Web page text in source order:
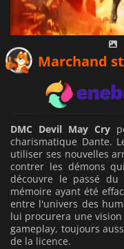
Marchand
DMC Devil May Cry
charismatique Dante.
utiliser ses nouvelles
contrer les démons
découvre le passé
mémoire ayant été
entre l'univers des
lui procurera une
gameplay, toujours
de la licence.